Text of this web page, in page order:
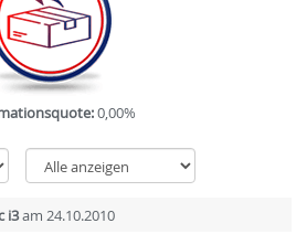
0,00%
i3am 24.10.2010